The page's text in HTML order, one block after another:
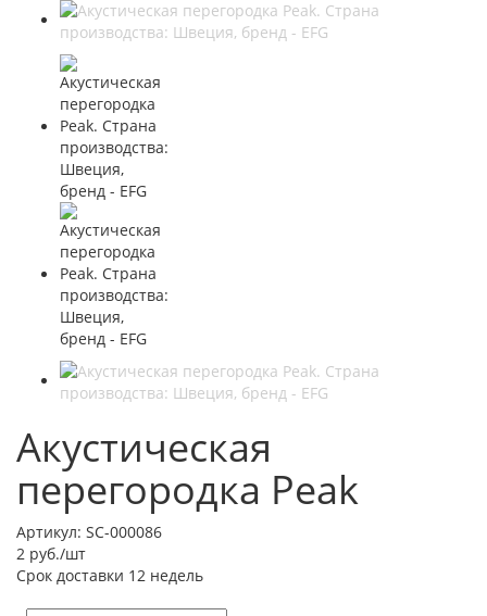
Акустическая
перегородка Peak
Артикул: SC-000086
2 руб./шт
Срок доставки 12 недель